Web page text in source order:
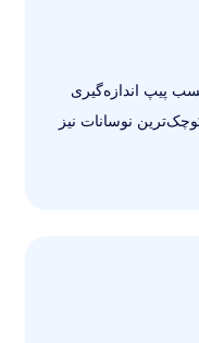
پیپ اندازه‌گیری
نوسانات نیز